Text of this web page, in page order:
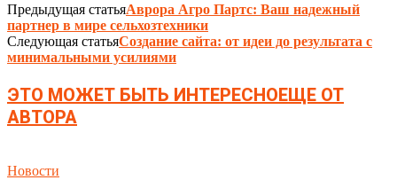
Предыдущая статьяАврора Агро Партс: Ваш надежный
партнер в мире сельхозтехники
Следующая статьяСоздание сайта: от идеи до результата с
минимальными усилиями
ЭТО МОЖЕТ БЫТЬ ИНТЕРЕСНОЕЩЕ ОТ
АВТОРА
Новости